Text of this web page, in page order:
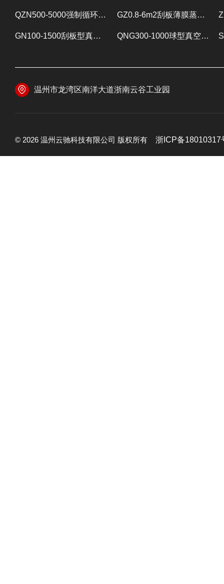
QZN500-5000强制循环蒸发器 蒸发设备 GZ0.8-6m2刮板薄膜蒸发器 提取浓缩设备
GN100-1500刮板型真空减压浓缩器 提取浓缩设备 QNG300-1000球型真空减压浓缩器 提取浓缩设备
温州市龙湾区南洋大道浙南云谷工业园
© 2026 温州云驰科技有限公司 版权所有 浙ICP备18010317